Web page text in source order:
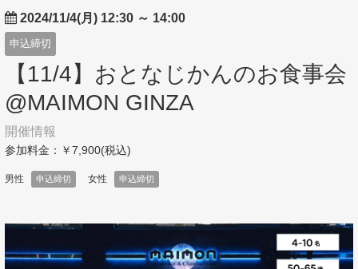
2024/11/4(月) 12:30 ～ 14:00
申込締切
【11/4】おとなじかんのお食事会
@MAIMON GINZA
開催情報
参加料金：￥7,900(税込)
男性 申込締切 女性 申込締切